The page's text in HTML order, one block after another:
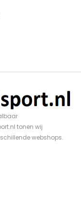
tonen wij
webshops.